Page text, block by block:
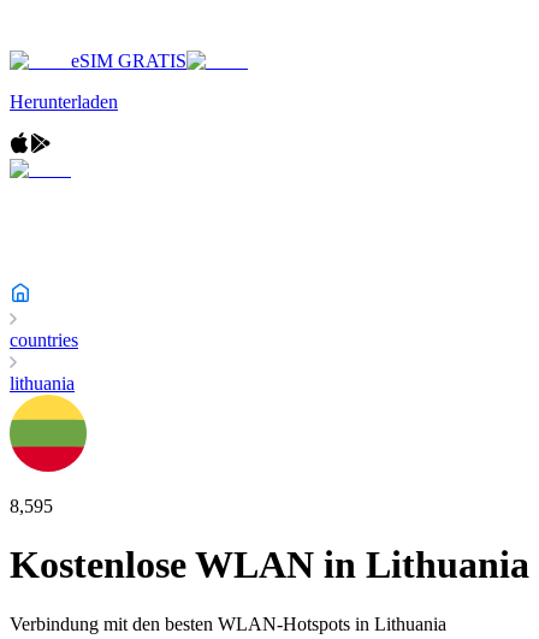
eSIM GRATIS
Herunterladen
countries
lithuania
8,595
Kostenlose WLAN in Lithuania
Verbindung mit den besten WLAN-Hotspots in Lithuania